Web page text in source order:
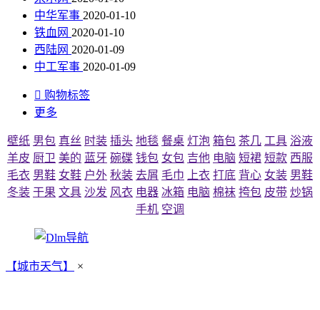
中华军事 2020-01-10
铁血网 2020-01-10
西陆网 2020-01-09
中工军事 2020-01-09
 购物标签
更多
壁纸 男包 真丝 时装 插头 地毯 餐桌 灯泡 箱包 茶几 工具 浴液
羊皮 厨卫 美的 蓝牙 碗碟 钱包 女包 吉他 电脑 短裙 短款 西服
毛衣 男鞋 女鞋 户外 秋装 去屑 毛巾 上衣 打底 背心 女装 男鞋
冬装 干果 文具 沙发 风衣 电器 冰箱 电脑 棉袜 挎包 皮带 炒锅
手机 空调
【城市天气】 ×